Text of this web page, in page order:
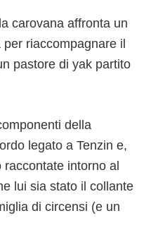
carovana affronta un
per riaccompagnare il
pastore di yak partito
della
legato a Tenzin e,
intorno al
lui sia stato il collante
di circensi (e un